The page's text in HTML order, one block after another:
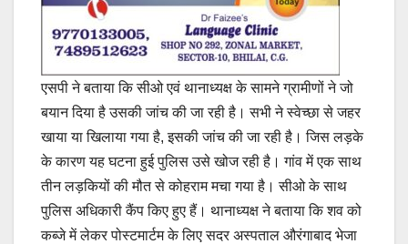
एसपी ने बताया कि सीओ एवं थानाध्यक्ष के सामने ग्रामीणों ने जो
बयान दिया है उसकी जांच की जा रही है। सभी ने स्वेच्छा से जहर
खाया या खिलाया गया है, इसकी जांच की जा रही है। जिस लड़के
के कारण यह घटना हुई पुलिस उसे खोज रही है। गांव में एक साथ
तीन लड़कियों की मौत से कोहराम मचा गया है। सीओ के साथ
पुलिस अधिकारी कैंप किए हुए हैं। थानाध्यक्ष ने बताया कि शव को
कब्जे में लेकर पोस्टमार्टम के लिए सदर अस्पताल औरंगाबाद भेजा